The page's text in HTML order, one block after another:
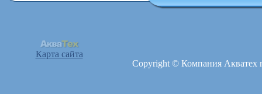
Карта сайта
Copyright © Компания Акватех